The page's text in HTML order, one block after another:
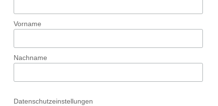
Vorname
Nachname
Datenschutzeinstellungen